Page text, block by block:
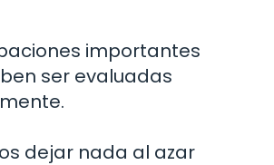
importantes
ser evaluadas
dejar nada al azar